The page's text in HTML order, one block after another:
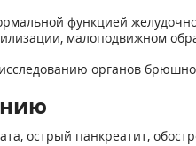
функцией
малоподвижном
органов
острый панкреатит,